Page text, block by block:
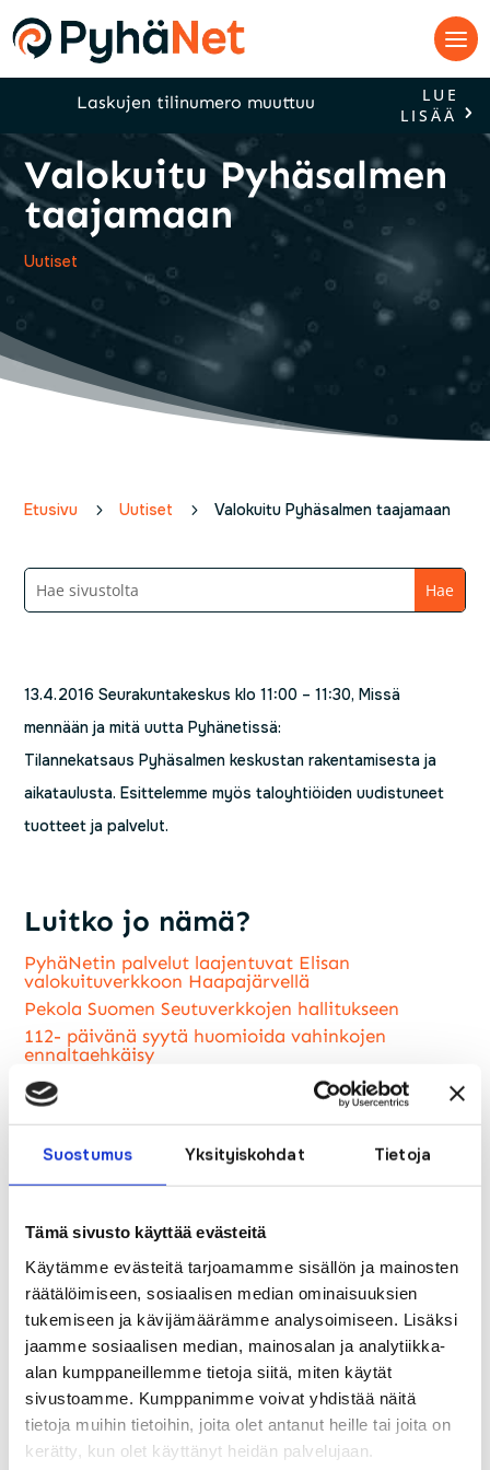
Suostumus Yksityiskohdat Tietoja
Tämä sivusto käyttää evästeitä
Käytämme evästeitä tarjoamamme sisällön ja mainosten
räätälöimiseen, sosiaalisen median ominaisuuksien
tukemiseen ja kävijämäärämme analysoimiseen. Lisäksi
jaamme sosiaalisen median, mainosalan ja analytiikka-
alan kumppaneillemme tietoja siitä, miten käytät
sivustoamme. Kumppanimme voivat yhdistää näitä
tietoja muihin tietoihin, joita olet antanut heille tai joita on
kerätty, kun olet käyttänyt heidän palvelujaan.
Laskujen tilinumero muuttuu
LUE
LISÄÄ
Valokuitu Pyhäsalmen
taajamaan
Uutiset
Etusivu 5 Uutiset 5 Valokuitu Pyhäsalmen taajamaan
13.4.2016 Seurakuntakeskus klo 11:00 – 11:30, Missä
mennään ja mitä uutta Pyhänetissä:
Tilannekatsaus Pyhäsalmen keskustan rakentamisesta ja
aikataulusta. Esittelemme myös taloyhtiöiden uudistuneet
tuotteet ja palvelut.
Luitko jo nämä?
PyhäNetin palvelut laajentuvat Elisan
valokuituverkkoon Haapajärvellä
Pekola Suomen Seutuverkkojen hallitukseen
112- päivänä syytä huomioida vahinkojen
ennaltaehkäisy
Nyt vietetään mediataitoviikkoa – Huoli
digiosaamisesta ja myös medialukutaidosta
verkossa
Julkinen kuuleminen laajakaistaverkon
rakentamisesta
Joulun ja vuodenvaihteen aukioloajat
Valokuituliittymä nopein ja luotettavin
internetyhteys
Coronavirustilanne lisää etätöiden tekemistä
←Edellinen Seuraava